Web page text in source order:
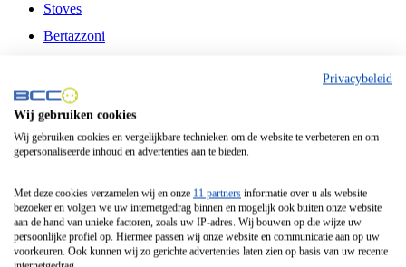
Stoves
Bertazzoni
Fitelli
Airfryer
Frituurpan
Contactgrill
Broodbakmachine
Broodrooster
Privacybeleid
Wij gebruiken cookies
Wij gebruiken cookies en vergelijkbare technieken om de website te verbeteren en om
gepersonaliseerde inhoud en advertenties aan te bieden.
Met deze cookies verzamelen wij en onze 11 partners informatie over u als website
bezoeker en volgen we uw internetgedrag binnen en mogelijk ook buiten onze website
aan de hand van unieke factoren, zoals uw IP-adres. Wij bouwen op die wijze uw
persoonlijke profiel op. Hiermee passen wij onze website en communicatie aan op uw
voorkeuren. Ook kunnen wij zo gerichte advertenties laten zien op basis van uw recente